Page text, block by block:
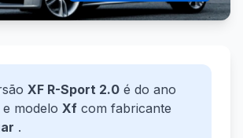
XF R-Sport 2.0 é do ano
e modelo Xf com fabricante
.